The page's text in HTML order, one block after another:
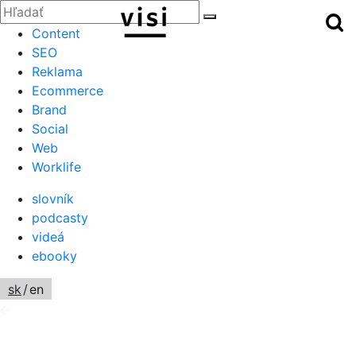
Zatvoriť
Hľadať:
Menu
Content
SEO
Reklama
Ecommerce
Brand
Social
Web
Worklife
slovník
podcasty
videá
ebooky
sk/en